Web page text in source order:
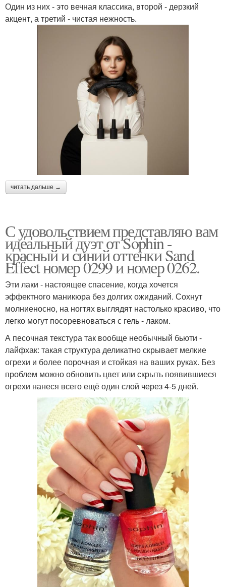
Один из них - это вечная классика, второй - дерзкий
акцент, а третий - чистая нежность.
читать дальше →
С удовольствием представляю вам
идеальный дуэт от Sophin -
красный и синий оттенки Sand
Effect номер 0299 и номер 0262.
Эти лаки - настоящее спасение, когда хочется
эффектного маникюра без долгих ожиданий. Сохнут
молниеносно, на ногтях выглядят настолько красиво, что
легко могут посоревноваться с гель - лаком.
А песочная текстура так вообще необычный бьюти -
лайфхак: такая структура деликатно скрывает мелкие
огрехи и более порочная и стойкая на ваших руках. Без
проблем можно обновить цвет или скрыть появившиеся
огрехи нанеся всего ещё один слой через 4-5 дней.